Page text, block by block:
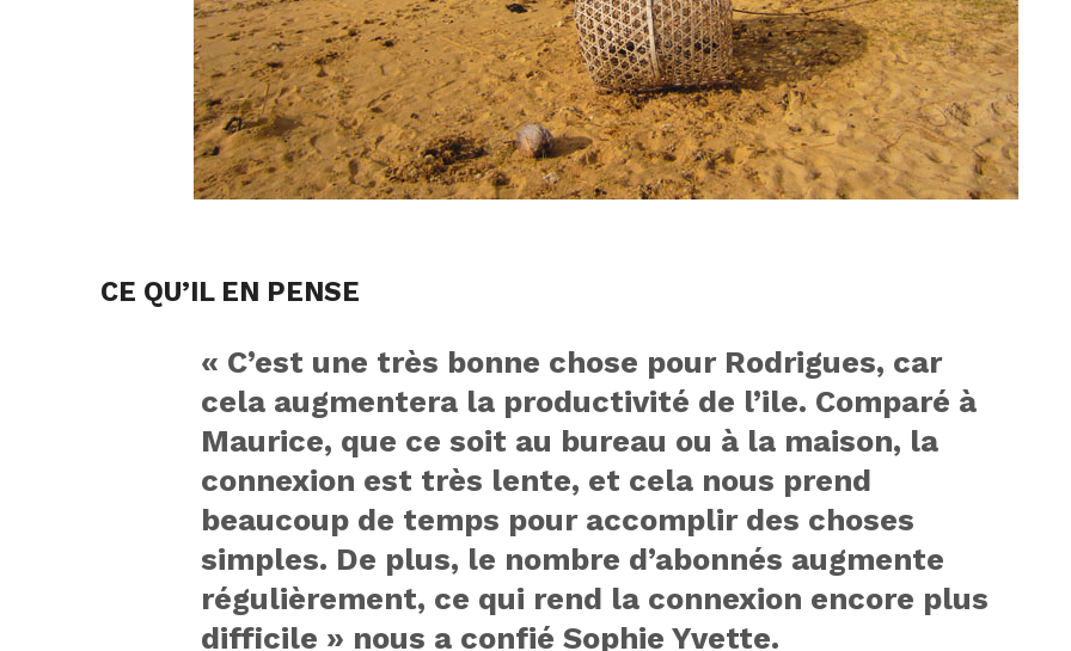
CE QU’IL EN PENSE
« C’est une très bonne chose pour Rodrigues, car
cela augmentera la productivité de l’ile. Comparé à
Maurice, que ce soit au bureau ou à la maison, la
connexion est très lente, et cela nous prend
beaucoup de temps pour accomplir des choses
simples. De plus, le nombre d’abonnés augmente
régulièrement, ce qui rend la connexion encore plus
difficile » nous a confié Sophie Yvette.